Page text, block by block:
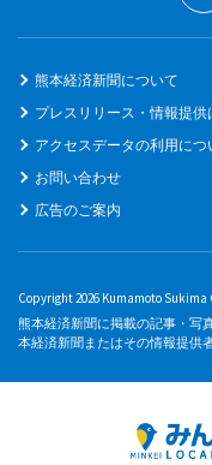
熊本経済新聞について
プレスリリース・情報提供
アクセスデータの利用につ
お問い合わせ
広告のご案内
Copyright 2026 Kumamoto
熊本経済新聞に掲載の記事・写
本経済新聞またはその情報提供